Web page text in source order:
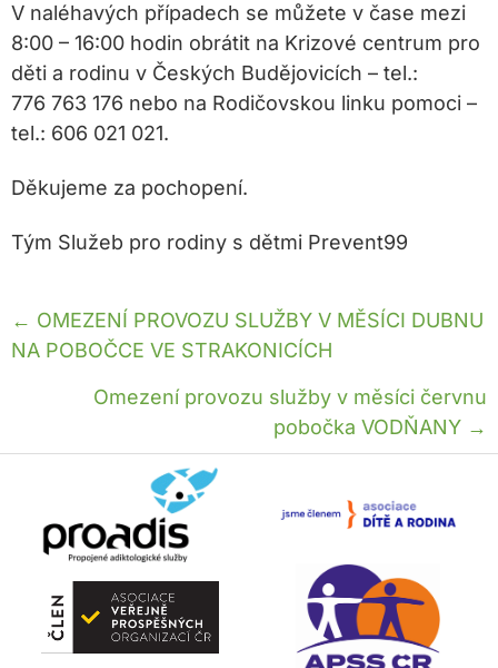
V naléhavých případech se můžete v čase mezi
8:00 – 16:00 hodin obrátit na Krizové centrum pro
děti a rodinu v Českých Budějovicích – tel.:
776 763 176 nebo na Rodičovskou linku pomoci –
tel.: 606 021 021.
Děkujeme za pochopení.
Tým Služeb pro rodiny s dětmi Prevent99
Posts
navigation
← OMEZENÍ PROVOZU SLUŽBY V MĚSÍCI DUBNU
NA POBOČCE VE STRAKONICÍCH
Omezení provozu služby v měsíci červnu
pobočka VODŇANY →